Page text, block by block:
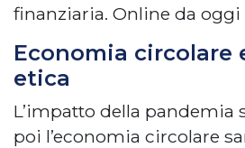
finanziaria. Online da
Economia circolare
etica
L’impatto della pandemia
poi l’economia circolare